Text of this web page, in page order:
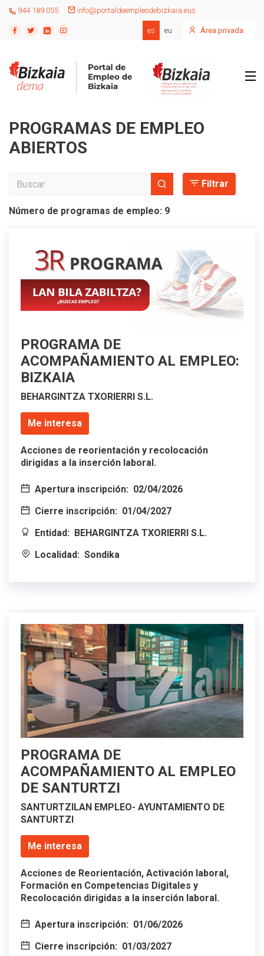
944 189 055 info@portaldeempleodebizkaia.eus
es eu Área privada
PROGRAMAS DE EMPLEO
ABIERTOS
Filtrar
Número de programas de empleo: 9
PROGRAMA DE
ACOMPAÑAMIENTO AL EMPLEO:
BIZKAIA
BEHARGINTZA TXORIERRI S.L.
Me interesa
Acciones de reorientación y recolocación
dirigidas a la inserción laboral.
Apertura inscripción: 02/04/2026
Cierre inscripción: 01/04/2027
Entidad: BEHARGINTZA TXORIERRI S.L.
Localidad: Sondika
PROGRAMA DE
ACOMPAÑAMIENTO AL EMPLEO
DE SANTURTZI
SANTURTZILAN EMPLEO- AYUNTAMIENTO DE
SANTURTZI
Me interesa
Acciones de Reorientación, Activación laboral,
Formación en Competencias Digitales y
Recolocación dirigidas a la inserción laboral.
Apertura inscripción: 01/06/2026
Cierre inscripción: 01/03/2027